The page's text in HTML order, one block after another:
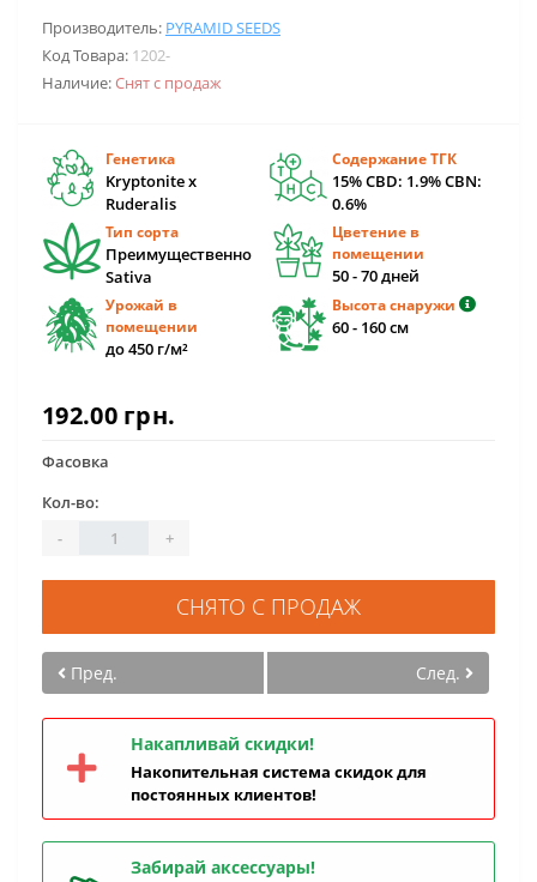
Производитель: PYRAMID SEEDS
Код Товара: 1202-
Наличие:Снят с продаж
Генетика
Kryptonite x
Ruderalis
Содержание ТГК
15% CBD: 1.9% CBN:
0.6%
Тип сорта
Преимущественно
Sativa
Цветение в
помещении
50 - 70 дней
Урожай в
помещении
до 450 г/м²
Высота снаружи
60 - 160 см
192.00 грн.
Фасовка
Кол-во:
-
+
СНЯТО С ПРОДАЖ
Пред. След.
Накапливай скидки!
Накопительная система скидок для
постоянных клиентов!
Забирай аксессуары!